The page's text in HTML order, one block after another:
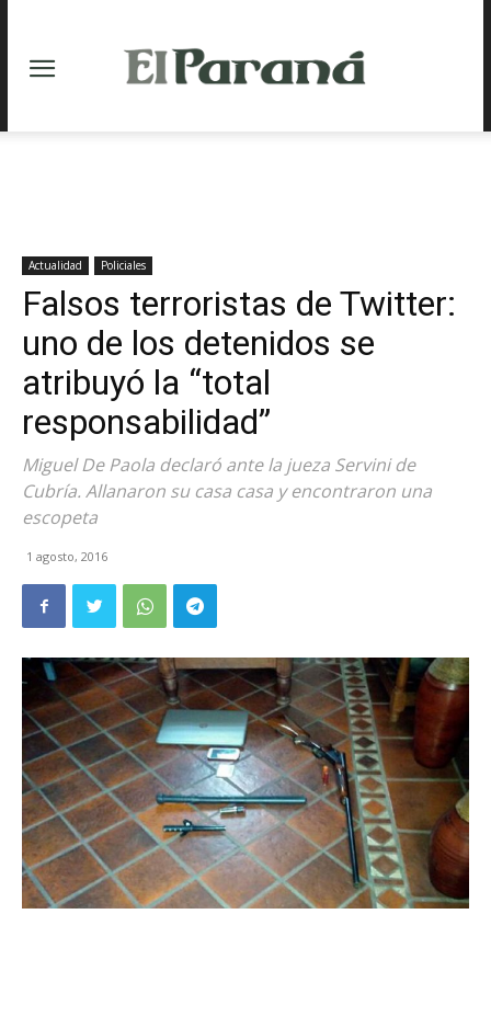
Actualidad Policiales
Falsos terroristas de Twitter:
uno de los detenidos se
atribuyó la “total
responsabilidad”
Miguel De Paola declaró ante la jueza Servini de
Cubría. Allanaron su casa casa y encontraron una
escopeta
1 agosto, 2016